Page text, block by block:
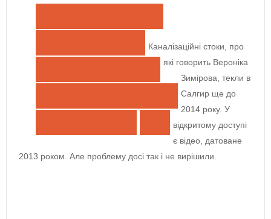
Каналізаційні стоки, про
які говорить Вероніка
Зимірова, текли в
Салгир ще до
2014 року. У
відкритому доступі
є відео, датоване
2013 роком. Але проблему досі так і не вирішили.